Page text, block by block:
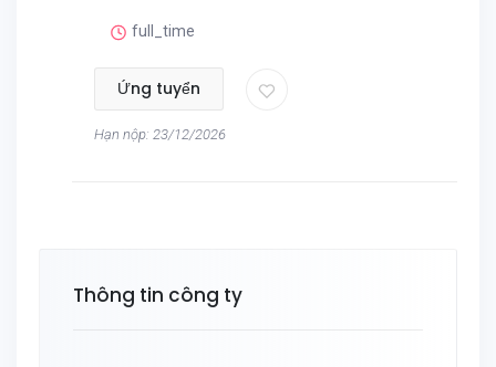
full_time
Ứng tuyển
Hạn nộp: 23/12/2026
Thông tin công ty